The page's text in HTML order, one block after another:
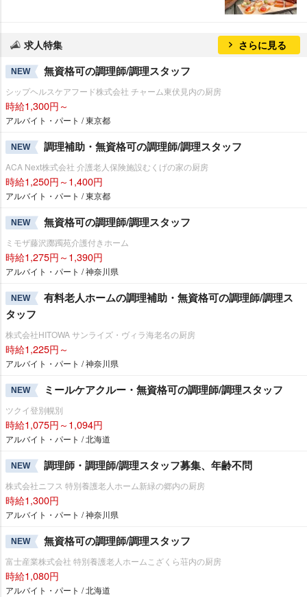
求人特集 さらに見る
NEW 無資格可の調理師/調理スタッフ
シップヘルスケアフード株式会社 チャーム東伏見内の厨房
時給1,300円～
アルバイト・パート / 東京都
NEW 調理補助・無資格可の調理師/調理スタッフ
ACA Next株式会社 介護老人保険施設むくげの家の厨房
時給1,250円～1,400円
アルバイト・パート / 東京都
NEW 無資格可の調理師/調理スタッフ
ミモザ藤沢躑躅苑介護付きホーム
時給1,275円～1,390円
アルバイト・パート / 神奈川県
NEW
有料老人ホームの調理補助・無資格可の調理師/調理ス
タッフ
株式会社HITOWA サンライズ・ヴィラ海老名の厨房
時給1,225円～
アルバイト・パート / 神奈川県
NEW ミールケアクルー・無資格可の調理師/調理スタッフ
ツクイ登別幌別
時給1,075円～1,094円
アルバイト・パート / 北海道
NEW 調理師・調理師/調理スタッフ募集、年齢不問
株式会社ニフス 特別養護老人ホーム新緑の郷内の厨房
時給1,300円
アルバイト・パート / 神奈川県
NEW 無資格可の調理師/調理スタッフ
富士産業株式会社 特別養護老人ホームこざくら荘内の厨房
時給1,080円
アルバイト・パート / 北海道